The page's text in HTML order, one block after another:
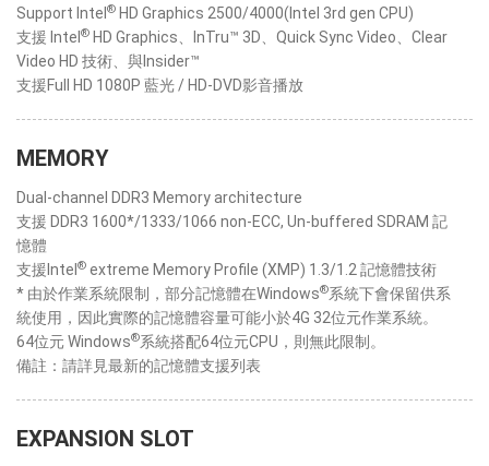
Support Intel ® HD Graphics 2500/4000(Intel 3rd gen CPU)
支援 Intel ® HD Graphics、InTru™ 3D、Quick Sync Video、Clear
Video HD 技術、與Insider™
支援Full HD 1080P 藍光 / HD-DVD影音播放
MEMORY
Dual-channel DDR3 Memory architecture
支援 DDR3 1600*/1333/1066 non-ECC, Un-buffered SDRAM 記
憶體
支援Intel ® extreme Memory Profile (XMP) 1.3/1.2 記憶體技術
* 由於作業系統限制，部分記憶體在Windows®系統下會保留供系
統使用，因此實際的記憶體容量可能小於4G 32位元作業系統。
64位元 Windows®系統搭配64位元CPU，則無此限制。
備註：請詳見最新的記憶體支援列表
EXPANSION SLOT